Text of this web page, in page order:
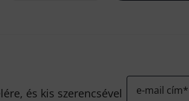
és kis szerencsével
e-mail cím*